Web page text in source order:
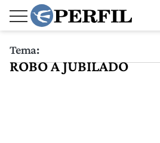
Tema:
ROBO A JUBILADO